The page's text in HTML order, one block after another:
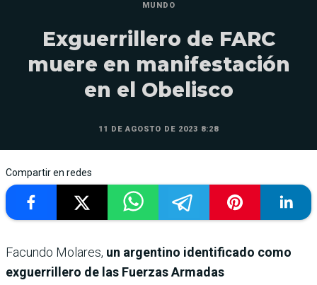
MUNDO
Exguerrillero de FARC
muere en manifestación
en el Obelisco
11 DE AGOSTO DE 2023 8:28
Compartir en redes
Facundo Molares, un argentino identificado como
exguerrillero de las Fuerzas Armadas